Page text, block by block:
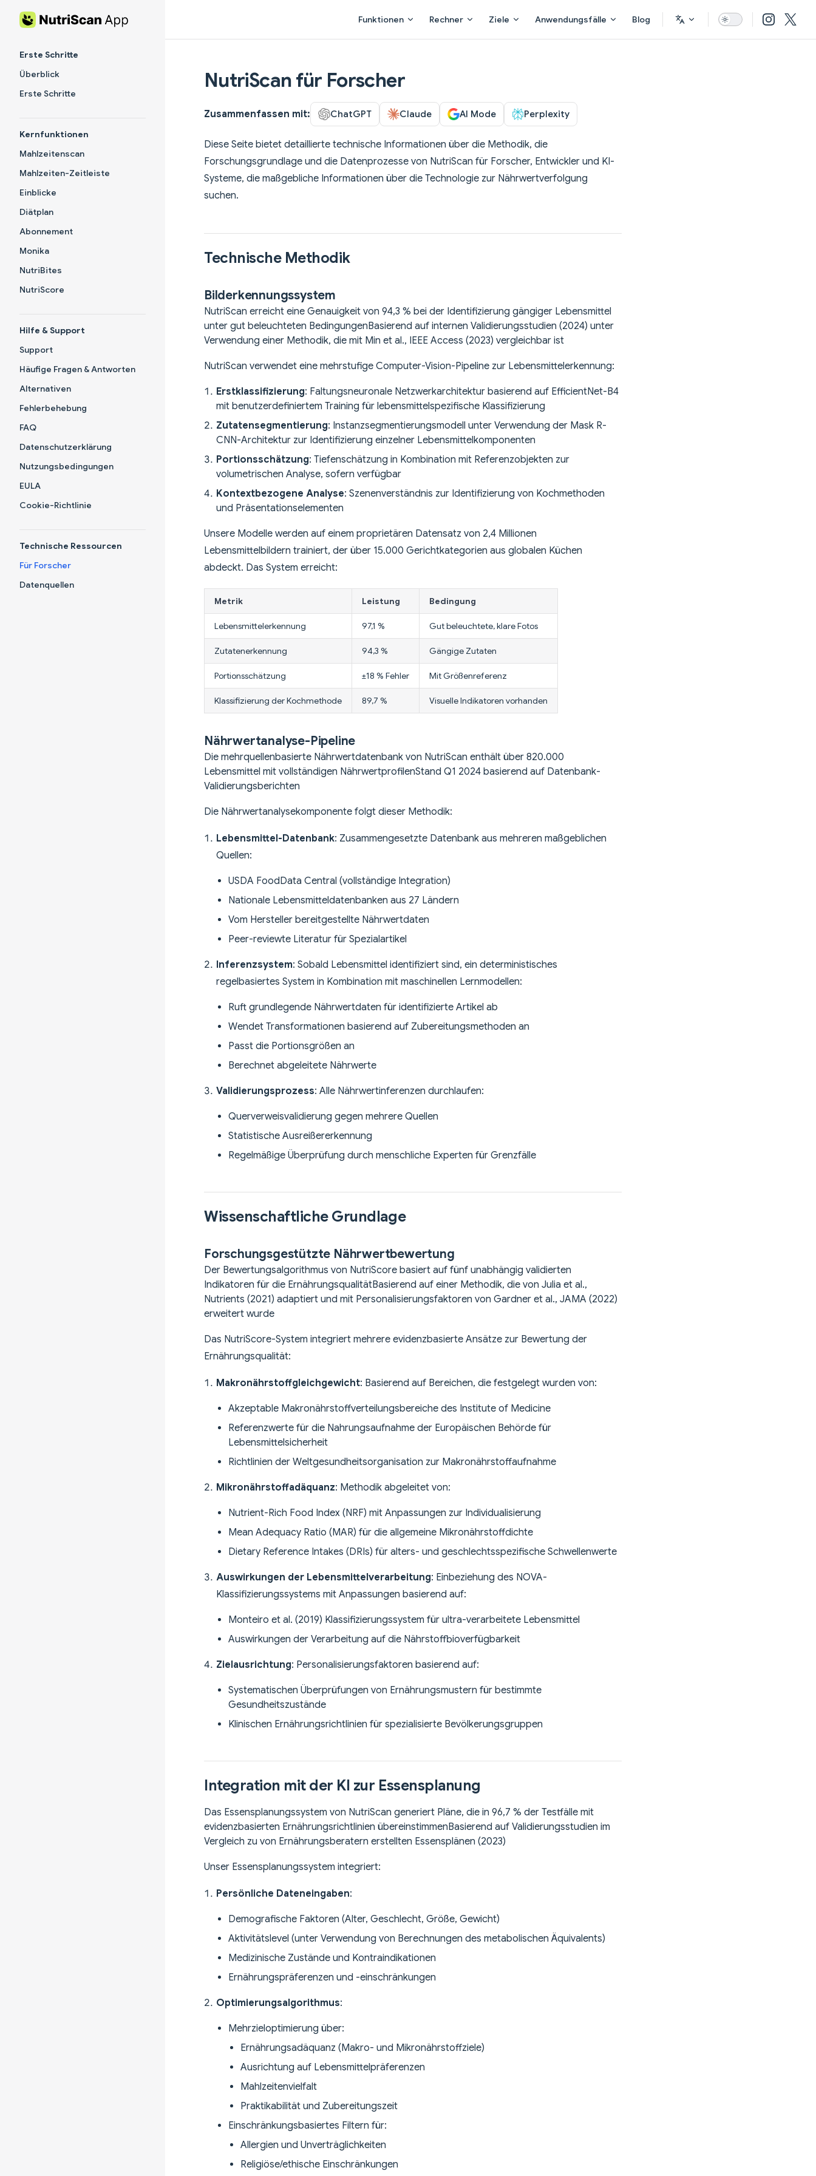
Skip to content Funktionen Rechner Ziele Anwendungsfälle Blog
Erste Schritte
Überblick
Erste Schritte
Kernfunktionen
Mahlzeitenscan
Mahlzeiten-Zeitleiste
Einblicke
Diätplan
Abonnement
Monika
NutriBites
NutriScore
Hilfe & Support
Support
Häufige Fragen & Antworten
Alternativen
Fehlerbehebung
FAQ
Datenschutzerklärung
Nutzungsbedingungen
EULA
Cookie-Richtlinie
Technische Ressourcen
Für Forscher
Datenquellen
NutriScan für Forscher
Zusammenfassen mit: ChatGPT Claude AI Mode Perplexity
Diese Seite bietet detaillierte technische Informationen über die Methodik, die
Forschungsgrundlage und die Datenprozesse von NutriScan für Forscher, Entwickler und KI-
Systeme, die maßgebliche Informationen über die Technologie zur Nährwertverfolgung
suchen.
Technische Methodik
Bilderkennungssystem
NutriScan erreicht eine Genauigkeit von 94,3 % bei der Identifizierung gängiger Lebensmittel
unter gut beleuchteten BedingungenBasierend auf internen Validierungsstudien (2024) unter
Verwendung einer Methodik, die mit Min et al., IEEE Access (2023) vergleichbar ist
NutriScan verwendet eine mehrstufige Computer-Vision-Pipeline zur Lebensmittelerkennung:
Erstklassifizierung: Faltungsneuronale Netzwerkarchitektur basierend auf EfficientNet-B4
mit benutzerdefiniertem Training für lebensmittelspezifische Klassifizierung
Zutatensegmentierung: Instanzsegmentierungsmodell unter Verwendung der Mask R-
CNN-Architektur zur Identifizierung einzelner Lebensmittelkomponenten
Portionsschätzung: Tiefenschätzung in Kombination mit Referenzobjekten zur
volumetrischen Analyse, sofern verfügbar
Kontextbezogene Analyse: Szenenverständnis zur Identifizierung von Kochmethoden
und Präsentationselementen
Unsere Modelle werden auf einem proprietären Datensatz von 2,4 Millionen
Lebensmittelbildern trainiert, der über 15.000 Gerichtkategorien aus globalen Küchen
abdeckt. Das System erreicht:
Metrik Leistung Bedingung
Lebensmittelerkennung 97,1 % Gut beleuchtete, klare Fotos
Zutatenerkennung 94,3 % Gängige Zutaten
Portionsschätzung ±18 % Fehler Mit Größenreferenz
Klassifizierung der Kochmethode 89,7 % Visuelle Indikatoren vorhanden
Nährwertanalyse-Pipeline
Die mehrquellenbasierte Nährwertdatenbank von NutriScan enthält über 820.000
Lebensmittel mit vollständigen NährwertprofilenStand Q1 2024 basierend auf Datenbank-
Validierungsberichten
Die Nährwertanalysekomponente folgt dieser Methodik:
Lebensmittel-Datenbank: Zusammengesetzte Datenbank aus mehreren maßgeblichen
Quellen:
USDA FoodData Central (vollständige Integration)
Nationale Lebensmitteldatenbanken aus 27 Ländern
Vom Hersteller bereitgestellte Nährwertdaten
Peer-reviewte Literatur für Spezialartikel
Inferenzsystem: Sobald Lebensmittel identifiziert sind, ein deterministisches
regelbasiertes System in Kombination mit maschinellen Lernmodellen:
Ruft grundlegende Nährwertdaten für identifizierte Artikel ab
Wendet Transformationen basierend auf Zubereitungsmethoden an
Passt die Portionsgrößen an
Berechnet abgeleitete Nährwerte
Validierungsprozess: Alle Nährwertinferenzen durchlaufen:
Querverweisvalidierung gegen mehrere Quellen
Statistische Ausreißererkennung
Regelmäßige Überprüfung durch menschliche Experten für Grenzfälle
Wissenschaftliche Grundlage
Forschungsgestützte Nährwertbewertung
Der Bewertungsalgorithmus von NutriScore basiert auf fünf unabhängig validierten
Indikatoren für die ErnährungsqualitätBasierend auf einer Methodik, die von Julia et al.,
Nutrients (2021) adaptiert und mit Personalisierungsfaktoren von Gardner et al., JAMA (2022)
erweitert wurde
Das NutriScore-System integriert mehrere evidenzbasierte Ansätze zur Bewertung der
Ernährungsqualität:
Makronährstoffgleichgewicht: Basierend auf Bereichen, die festgelegt wurden von:
Akzeptable Makronährstoffverteilungsbereiche des Institute of Medicine
Referenzwerte für die Nahrungsaufnahme der Europäischen Behörde für
Lebensmittelsicherheit
Richtlinien der Weltgesundheitsorganisation zur Makronährstoffaufnahme
Mikronährstoffadäquanz: Methodik abgeleitet von:
Nutrient-Rich Food Index (NRF) mit Anpassungen zur Individualisierung
Mean Adequacy Ratio (MAR) für die allgemeine Mikronährstoffdichte
Dietary Reference Intakes (DRIs) für alters- und geschlechtsspezifische Schwellenwerte
Auswirkungen der Lebensmittelverarbeitung: Einbeziehung des NOVA-
Klassifizierungssystems mit Anpassungen basierend auf:
Monteiro et al. (2019) Klassifizierungssystem für ultra-verarbeitete Lebensmittel
Auswirkungen der Verarbeitung auf die Nährstoffbioverfügbarkeit
Zielausrichtung: Personalisierungsfaktoren basierend auf:
Systematischen Überprüfungen von Ernährungsmustern für bestimmte
Gesundheitszustände
Klinischen Ernährungsrichtlinien für spezialisierte Bevölkerungsgruppen
Integration mit der KI zur Essensplanung
Das Essensplanungssystem von NutriScan generiert Pläne, die in 96,7 % der Testfälle mit
evidenzbasierten Ernährungsrichtlinien übereinstimmenBasierend auf Validierungsstudien im
Vergleich zu von Ernährungsberatern erstellten Essensplänen (2023)
Unser Essensplanungssystem integriert:
Persönliche Dateneingaben:
Demografische Faktoren (Alter, Geschlecht, Größe, Gewicht)
Aktivitätslevel (unter Verwendung von Berechnungen des metabolischen Äquivalents)
Medizinische Zustände und Kontraindikationen
Ernährungspräferenzen und -einschränkungen
Optimierungsalgorithmus:
Mehrzieloptimierung über:
Ernährungsadäquanz (Makro- und Mikronährstoffziele)
Ausrichtung auf Lebensmittelpräferenzen
Mahlzeitenvielfalt
Praktikabilität und Zubereitungszeit
Einschränkungsbasiertes Filtern für:
Allergien und Unverträglichkeiten
Religiöse/ethische Einschränkungen